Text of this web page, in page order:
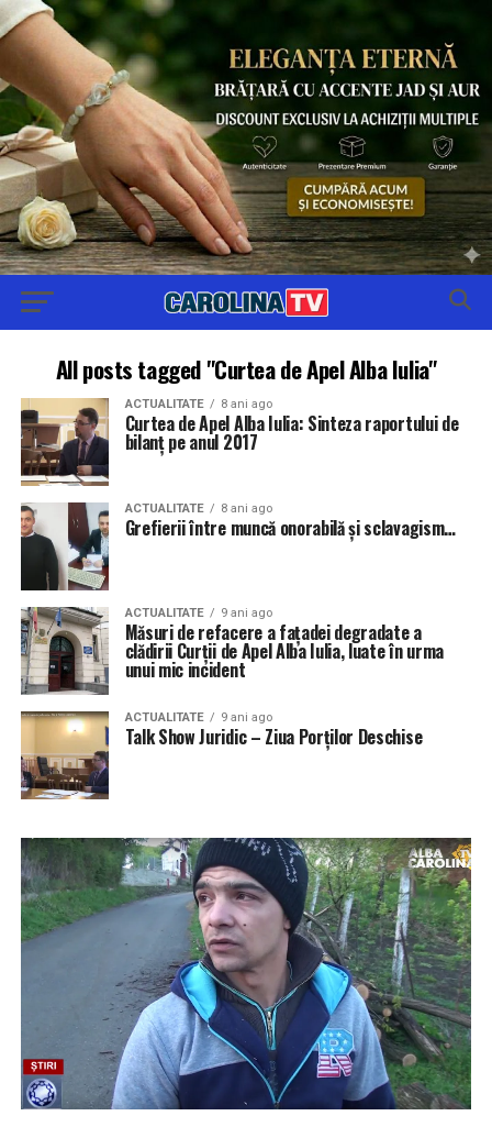
All posts tagged "Curtea de Apel Alba Iulia"
ACTUALITATE 8 ani ago
Curtea de Apel Alba Iulia: Sinteza raportului de
bilanţ pe anul 2017
ACTUALITATE 8 ani ago
Grefierii între muncă onorabilă și sclavagism…
ACTUALITATE 9 ani ago
Măsuri de refacere a faţadei degradate a
clădirii Curţii de Apel Alba Iulia, luate în urma
unui mic incident
ACTUALITATE 9 ani ago
Talk Show Juridic – Ziua Porților Deschise